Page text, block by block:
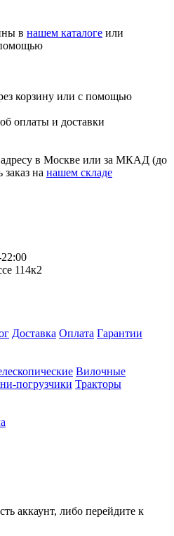
в нашем каталоге или
помощью
корзину или с помощью
оплаты и доставки
в Москве или за МКАД (до
на нашем складе
114к2
Доставка Оплата Гарантии
Вилочные
погрузчики Тракторы
аккаунт, либо перейдите к